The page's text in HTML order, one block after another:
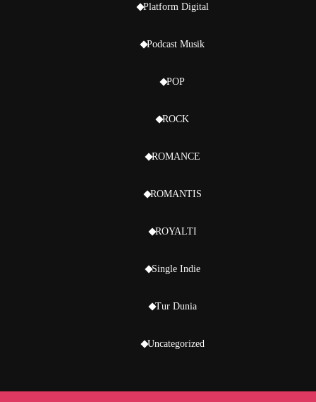
Platform Digital
Podcast Musik
POP
ROCK
ROMANCE
ROMANTIS
ROYALTI
Single Indie
Tur Dunia
Uncategorized